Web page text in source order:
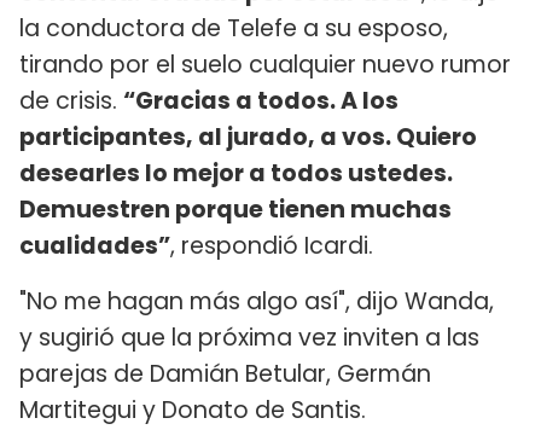
la conductora de Telefe a su esposo,
tirando por el suelo cualquier nuevo rumor
de crisis. “Gracias a todos. A los
participantes, al jurado, a vos. Quiero
desearles lo mejor a todos ustedes.
Demuestren porque tienen muchas
cualidades”, respondió Icardi.
"No me hagan más algo así", dijo Wanda,
y sugirió que la próxima vez inviten a las
parejas de Damián Betular, Germán
Martitegui y Donato de Santis.